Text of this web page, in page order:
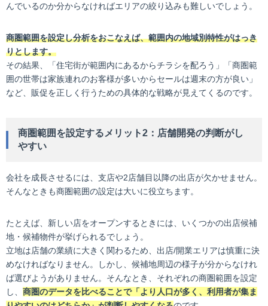
んでいるのか分からなければエリアの絞り込みも難しいでしょう。
商圏範囲を設定し分析をおこなえば、範囲内の地域別特性がはっき
りとします。
その結果、「住宅街が範囲内にあるからチラシを配ろう」「商圏範
囲の世帯は家族連れのお客様が多いからセールは週末の方が良い」
など、販促を正しく行うための具体的な戦略が見えてくるのです。
商圏範囲を設定するメリット2：店舗開発の判断がし
やすい
会社を成長させるには、支店や2店舗目以降の出店が欠かせません。
そんなときも商圏範囲の設定は大いに役立ちます。
たとえば、新しい店をオープンするときには、いくつかの出店候補
地・候補物件が挙げられるでしょう。
立地は店舗の業績に大きく関わるため、出店/開業エリアは慎重に決
めなければなりません。しかし、候補地周辺の様子が分からなけれ
ば選びようがありません。そんなとき、それぞれの商圏範囲を設定
し、 商圏のデータを比べることで「より人口が多く、利用者が集ま